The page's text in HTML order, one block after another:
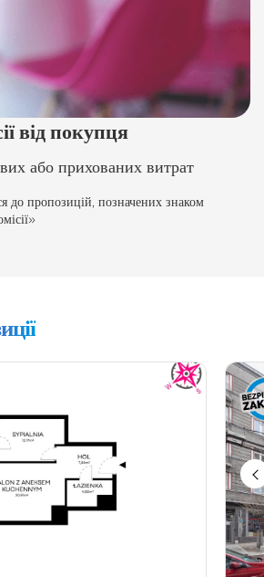
від покупця
або прихованих витрат
до пропозицій, позначених знаком